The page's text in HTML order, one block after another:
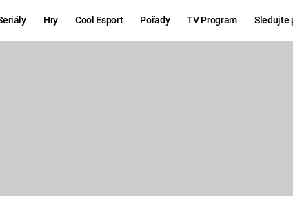
Hry Cool Esport Pořady TV Program Sledujte